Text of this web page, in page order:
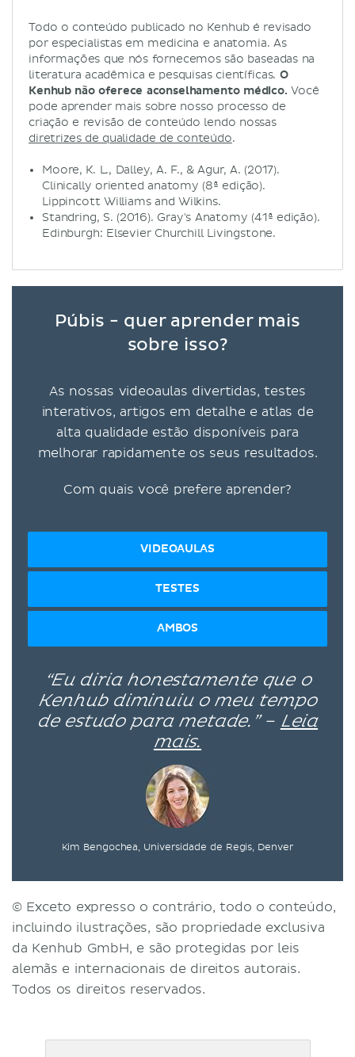
Todo o conteúdo publicado no Kenhub é revisado
por especialistas em medicina e anatomia. As
informações que nós fornecemos são baseadas na
literatura acadêmica e pesquisas científicas. O
Kenhub não oferece aconselhamento médico. Você
pode aprender mais sobre nosso processo de
criação e revisão de conteúdo lendo nossas
diretrizes de qualidade de conteúdo.
Moore, K. L., Dalley, A. F., & Agur, A. (2017).
Clinically oriented anatomy (8ª edição).
Lippincott Williams and Wilkins.
Standring, S. (2016). Gray's Anatomy (41ª edição).
Edinburgh: Elsevier Churchill Livingstone.
Púbis - quer aprender mais
sobre isso?
As nossas videoaulas divertidas, testes
interativos, artigos em detalhe e atlas de
alta qualidade estão disponíveis para
melhorar rapidamente os seus resultados.
Com quais você prefere aprender?
VIDEOAULAS
TESTES
AMBOS
“Eu diria honestamente que o
Kenhub diminuiu o meu tempo
de estudo para metade.” – Leia
mais.
Kim Bengochea, Universidade de Regis, Denver
© Exceto expresso o contrário, todo o conteúdo,
incluindo ilustrações, são propriedade exclusiva
da Kenhub GmbH, e são protegidas por leis
alemãs e internacionais de direitos autorais.
Todos os direitos reservados.